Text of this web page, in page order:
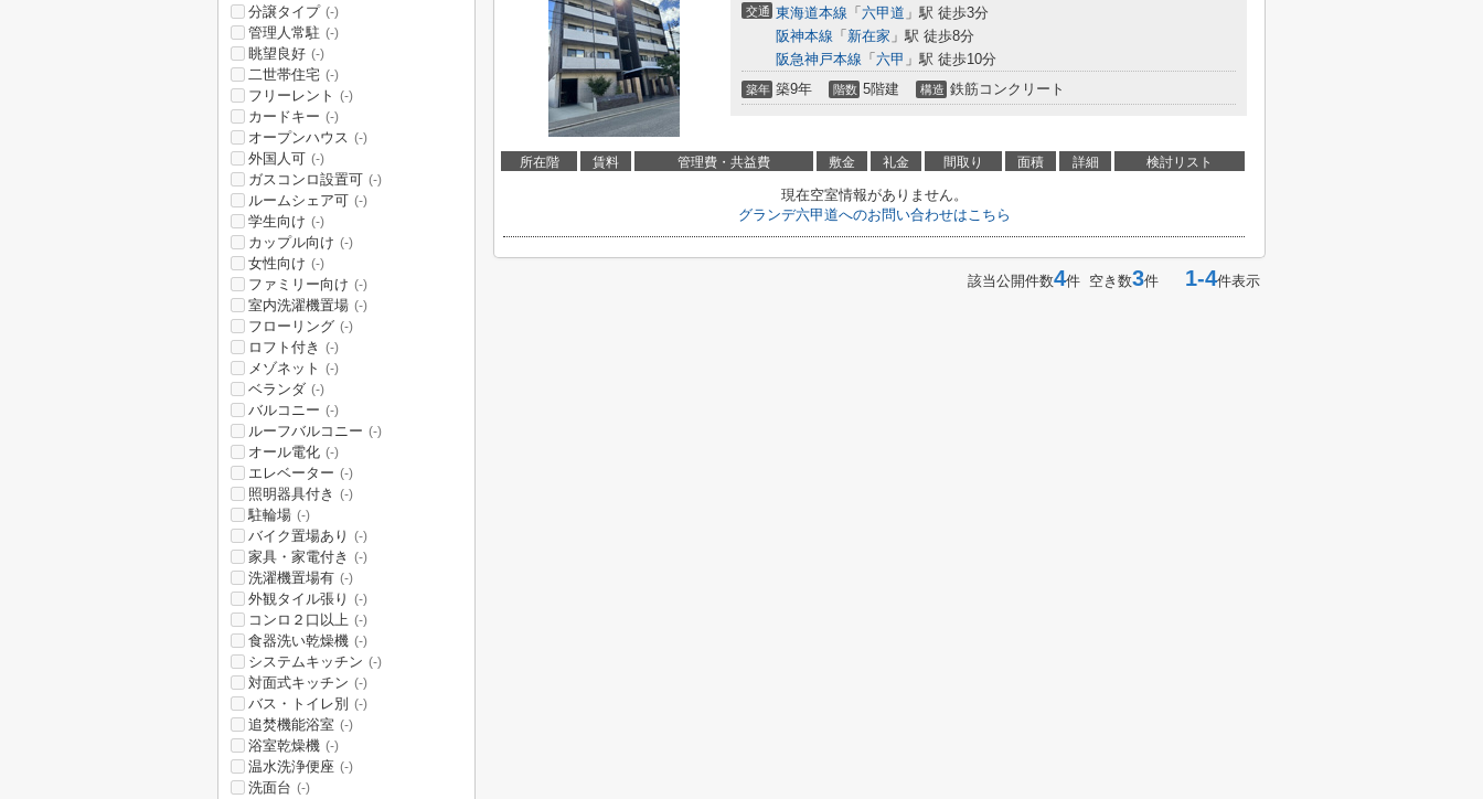
交通 東海道本線 「 六甲道 」駅 徒歩3分
阪神本線 「 新在家 」駅 徒歩8分
阪急神戸本線 「 六甲 」駅 徒歩10分
築年 築9年 階数 5階建 構造 鉄筋コンクリート
所在階 賃料 管理費・共益費 敷金 礼金 間取り 面積 詳細 検討リスト
現在空室情報がありません。
グランデ六甲道へのお問い合わせはこちら
該当公開件数4件 空き数3件 1-4件表示
分譲タイプ (-)
管理人常駐 (-)
眺望良好 (-)
二世帯住宅 (-)
フリーレント (-)
カードキー (-)
オープンハウス (-)
外国人可 (-)
ガスコンロ設置可 (-)
ルームシェア可 (-)
学生向け (-)
カップル向け (-)
女性向け (-)
ファミリー向け (-)
室内洗濯機置場 (-)
フローリング (-)
ロフト付き (-)
メゾネット (-)
ベランダ (-)
バルコニー (-)
ルーフバルコニー (-)
オール電化 (-)
エレベーター (-)
照明器具付き (-)
駐輪場 (-)
バイク置場あり (-)
家具・家電付き (-)
洗濯機置場有 (-)
外観タイル張り (-)
コンロ２口以上 (-)
食器洗い乾燥機 (-)
システムキッチン (-)
対面式キッチン (-)
バス・トイレ別 (-)
追焚機能浴室 (-)
浴室乾燥機 (-)
温水洗浄便座 (-)
洗面台 (-)